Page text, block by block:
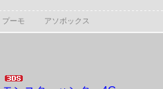
プーモ アソボックス